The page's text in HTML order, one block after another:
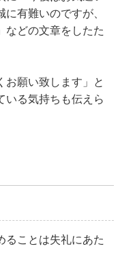
有難いのですが、
などの文章をしたた
お願い致します」と
いる気持ちも伝えら
ることは失礼にあた